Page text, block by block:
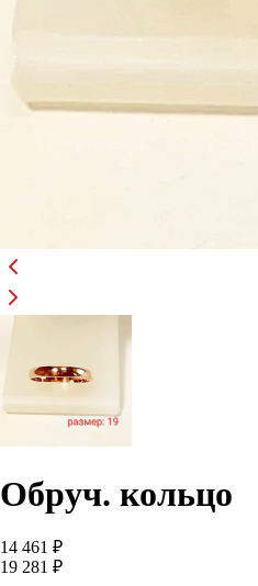
Обруч. кольцо
14 461 ₽
19 281 ₽